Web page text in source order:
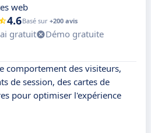
web
4.6Basé sur +200 avis
gratuit
Démo gratuite
comportement des visiteurs,
de session, des cartes de
pour optimiser l'expérience